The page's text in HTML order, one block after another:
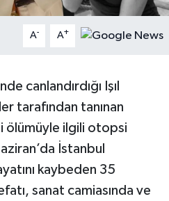
A- A+
canlandırdığı Işıl
tarafından tanınan
ölümüyle ilgili otopsi
İstanbul
kaybeden 35
sanat camiasında ve